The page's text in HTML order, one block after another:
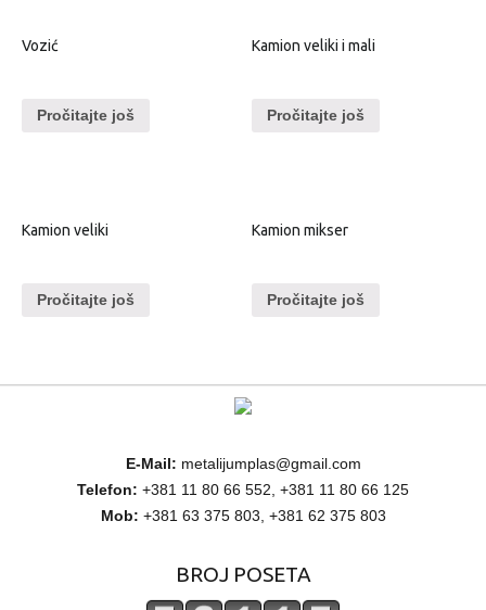
Vozić
Pročitajte još
Kamion veliki i mali
Pročitajte još
Kamion veliki
Pročitajte još
Kamion mikser
Pročitajte još
E-Mail: metalijumplas@gmail.com
Telefon: +381 11 80 66 552, +381 11 80 66 125
Mob: +381 63 375 803, +381 62 375 803
BROJ POSETA